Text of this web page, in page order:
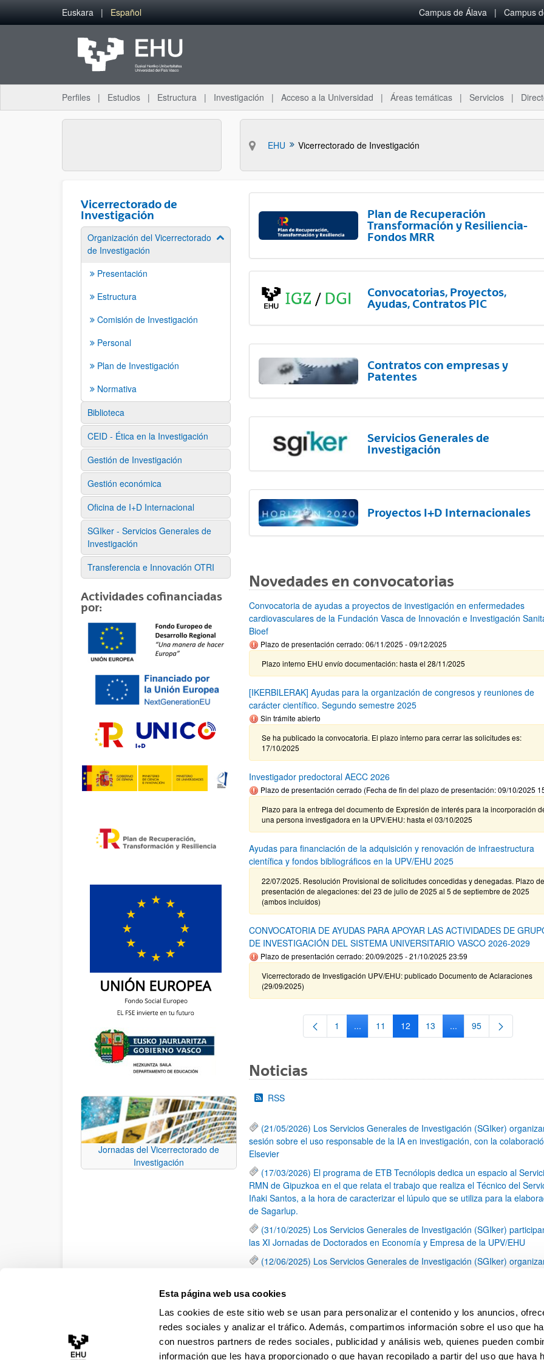
Esta página web usa cookies
Las cookies de este sitio web se usan para personalizar el contenido y los anuncios,
redes sociales y analizar el tráfico. Además, compartimos información sobre el uso que
con nuestros partners de redes sociales, publicidad y análisis web, quienes pueden
información que les haya proporcionado o que hayan recopilado a partir del uso que haya
Saltar al contenido principal
Euskara Español Campus de Álava Campus
Perfiles Estudios Estructura Investigación Acceso a la Universidad Áreas temáticas Servicios
EHU Vicerrectorado de Investigación
Vicerrectorado de
Investigación
Organización del Vicerrectorado
de Investigación
Mostrar/ocultar subpáginas
Presentación
Estructura
Comisión de Investigación
Personal
Plan de Investigación
Normativa
Biblioteca
CEID - Ética en la Investigación
Gestión de Investigación
Gestión económica
Oficina de I+D Internacional
SGIker - Servicios Generales de
Investigación
Transferencia e Innovación OTRI
Actividades cofinanciadas
por:
Jornadas del Vicerrectorado de
Investigación
Plan de Recuperación
Transformación y Resiliencia-
Fondos MRR
Convocatorias, Proyectos,
Ayudas, Contratos PIC
Contratos con empresas y
Patentes
Servicios Generales de
Investigación
Proyectos I+D Internacionales
Novedades en convocatorias
Convocatoria de ayudas a proyectos de investigación en enfermedades
cardiovasculares de la Fundación Vasca de Innovación e Investigación
Bioef
Plazo de presentación cerrado: 06/11/2025 - 09/12/2025
Plazo interno EHU envío documentación: hasta el 28/11/2025
[IKERBILERAK] Ayudas para la organización de congresos y reuniones de
carácter científico. Segundo semestre 2025
Sin trámite abierto
Se ha publicado la convocatoria. El plazo interno para cerrar las solicitudes es:
17/10/2025
Investigador predoctoral AECC 2026
Plazo de presentación cerrado (Fecha de fin del plazo de presentación: 09/10/2025
Plazo para la entrega del documento de Expresión de interés para la incorporación
una persona investigadora en la UPV/EHU: hasta el 03/10/2025
Ayudas para financiación de la adquisición y renovación de infraestructura
científica y fondos bibliográficos en la UPV/EHU 2025
22/07/2025. Resolución Provisional de solicitudes concedidas y denegadas. Plazo de
presentación de alegaciones: del 23 de julio de 2025 al 5 de septiembre de 2025
(ambos incluídos)
CONVOCATORIA DE AYUDAS PARA APOYAR LAS ACTIVIDADES DE
DE INVESTIGACIÓN DEL SISTEMA UNIVERSITARIO VASCO 2026-2029
Plazo de presentación cerrado: 20/09/2025 - 21/10/2025 23:59
Vicerrectorado de Investigación UPV/EHU: publicado Documento de Aclaraciones
(29/09/2025)
Página
1 ...Páginas intermedias Use TAB para desplazarse.
Página
11 Página
12 Página
13 ...Páginas intermedias
Página
95
Noticias
RSS
(21/05/2026) Los Servicios Generales de Investigación (SGIker)
sesión sobre el uso responsable de la IA en investigación, con la
Elsevier
(17/03/2026) El programa de ETB Tecnólopis dedica un espacio al
RMN de Gipuzkoa en el que relata el trabajo que realiza el Técnico del
Iñaki Santos, a la hora de caracterizar el lúpulo que se utiliza para la
de Sagarlup.
(31/10/2025) Los Servicios Generales de Investigación (SGIker)
las XI Jornadas de Doctorados en Economía y Empresa de la UPV/EHU
(12/06/2025) Los Servicios Generales de Investigación (SGIker)
una caracterización química de dos variedades de lúpulo silvestre
Página
1 Página
2 Página
3 ...
Páginas intermedias Use TAB
Página
79